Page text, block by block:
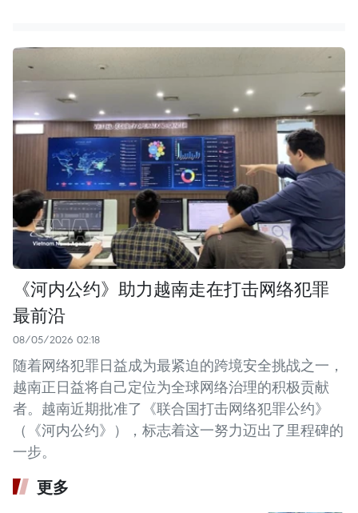
《河内公约》助力越南走在打击网络犯罪
最前沿
08/05/2026 02:18
随着网络犯罪日益成为最紧迫的跨境安全挑战之一，
越南正日益将自己定位为全球网络治理的积极贡献
者。越南近期批准了《联合国打击网络犯罪公约》
（《河内公约》），标志着这一努力迈出了里程碑的
一步。
更多